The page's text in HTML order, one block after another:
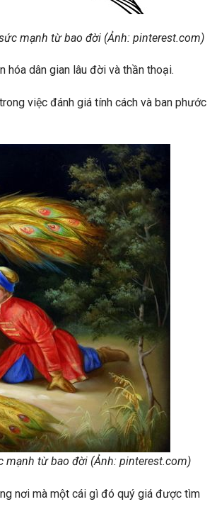
mạnh từ bao đời (Ảnh: pinterest.com)
hóa dân gian lâu đời và thần thoại.
việc đánh giá tính cách và ban phước
từ bao đời (Ảnh: pinterest.com)
nơi mà một cái gì đó quý giá được tìm